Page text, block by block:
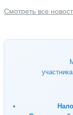
Смотреть все